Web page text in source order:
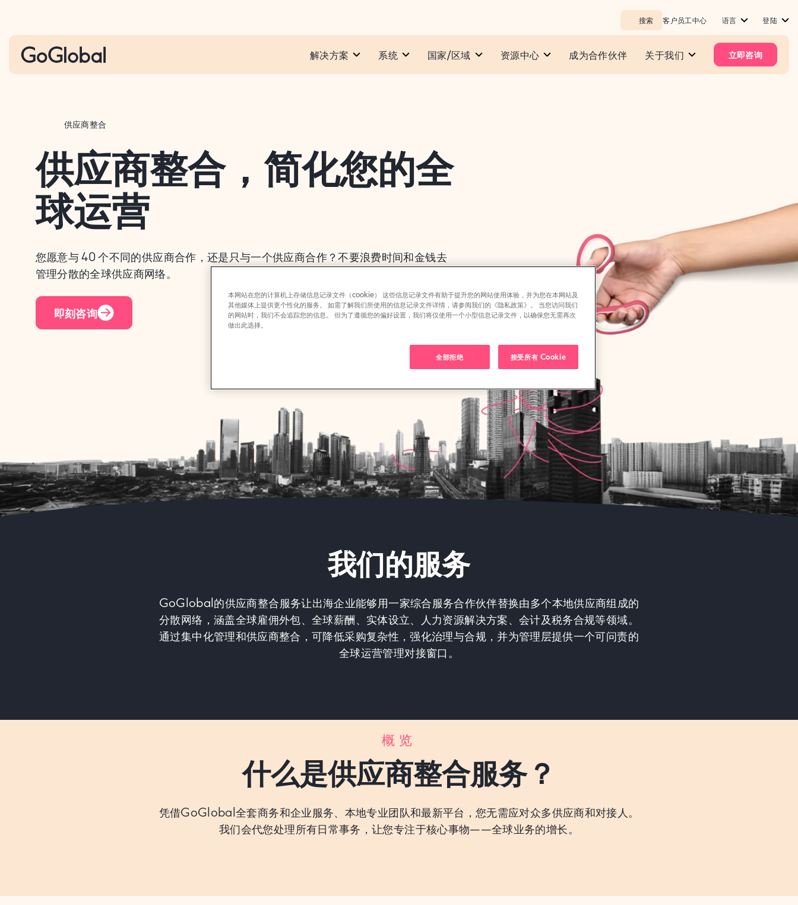
搜索 客户员工中心 语言 登陆
解决方案 系统​ 国家/区域 资源中心 成为合作伙伴 关于我们 立即咨询
供应商整合
供应商整合，简化您的全
球运营
您愿意与 40 个不同的供应商合作，还是只与一个供应商合作？不要浪费时间和金钱去
管理分散的全球供应商网络。
即刻咨询
我们的服务
GoGlobal的供应商整合服务让出海企业能够用一家综合服务合作伙伴替换由多个本地供应商组成的
分散网络，涵盖全球雇佣外包、全球薪酬、实体设立、人力资源解决方案、会计及税务合规等领域。
通过集中化管理和供应商整合，可降低采购复杂性，强化治理与合规，并为管理层提供一个可问责的
全球运营管理对接窗口。
概览
什么是供应商整合服务？
凭借GoGlobal全套商务和企业服务、本地专业团队和最新平台，您无需应对众多供应商和对接人。
我们会代您处理所有日常事务，让您专注于核心事物——全球业务的增长。
本网站在您的计算机上存储信息记录文件（cookie） 这些信息记录文件有助于提升您的网站使用体验，并为您在本网站及
其他媒体上提供更个性化的服务。 如需了解我们所使用的信息记录文件详情，请参阅我们的《隐私政策》。 当您访问我们
的网站时，我们不会追踪您的信息。 但为了遵循您的偏好设置，我们将仅使用一个小型信息记录文件，以确保您无需再次
做出此选择。
全部拒绝 接受所有 Cookie